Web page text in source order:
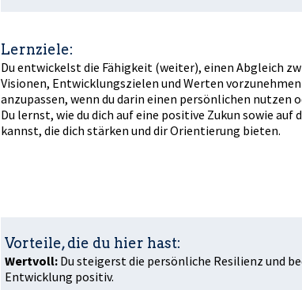
Lernziele:
Du entwickelst die Fähigkeit (weiter), einen Abgleich
Visionen, Entwicklungszielen und Werten
anzupassen, wenn du darin einen persönlichen nutzen
Du lernst, wie du dich auf eine positive Zukunft sowie
kannst, die dich stärken und dir Orientierung bieten.
Vorteile, die du hier hast:
Wertvoll: Du steigerst die persönliche Resilienz und
Entwicklung positiv.